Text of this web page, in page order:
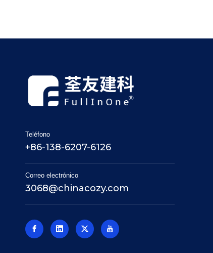
Teléfono
+86-138-6207-6126
Correo electrónico
3068@chinacozy.com